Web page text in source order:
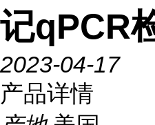
记qPCR
2023-04-17
产品详情